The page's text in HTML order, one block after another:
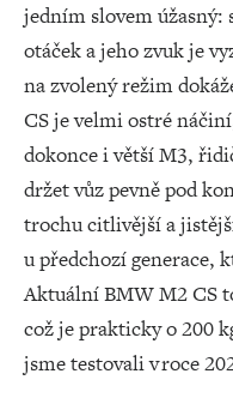
jedním slovem úžasný:
otáček a jeho zvuk je
na zvolený režim
CS je velmi ostré
dokonce i větší M3,
držet vůz pevně pod
trochu citlivější a
u předchozí generace,
Aktuální BMW M2 CS
což je prakticky o 200
jsme testovali v roce